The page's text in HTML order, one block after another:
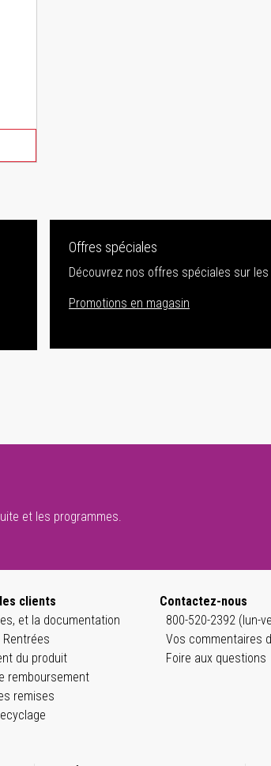
Offres spéciales
Découvrez nos offres spéciales sur
Promotions en magasin
et les programmes.
clients
et la documentation
Rentrées
du produit
remboursement
remises
Contactez-nous
800-520-2392 (lun-
Vos commentaires
Foire aux questions